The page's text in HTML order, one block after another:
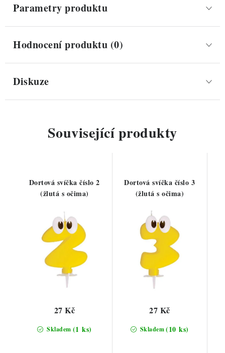
Parametry produktu
Hodnocení produktu (0)
Diskuze
Související produkty
Dortová svíčka číslo 2
(žlutá s očima)
Skladem (1 ks)
27 Kč
Dortová svíčka číslo 3
(žlutá s očima)
Skladem(10 ks)
27 Kč